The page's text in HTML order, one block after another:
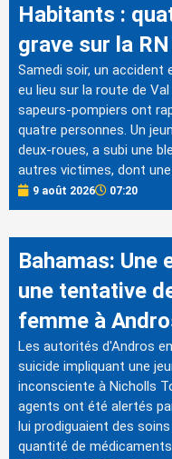
Habitants :
grave sur la
Samedi soir, un accident
eu lieu sur la route de
sapeurs-pompiers ont
quatre personnes. Un
deux-roues, a subi une
autres victimes, dont
9 août 2026 07:20
Bahamas: Une
une tentative
femme à
Les autorités d'Andros
suicide impliquant une
inconsciente à Nicholls
agents ont été alertés
lui prodiguaient des
quantité de